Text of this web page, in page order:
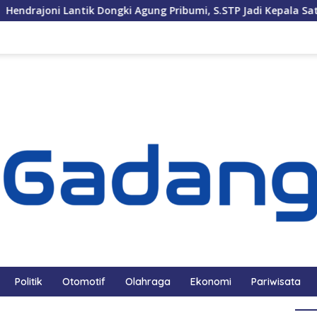
Lantik Dongki Agung Pribumi, S.STP Jadi Kepala Satpol PP
Politik Otomotif Olahraga Ekonomi Pariwisata